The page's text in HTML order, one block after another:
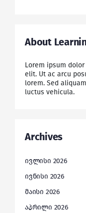
About
Lorem ipsum
elit. Ut ac arcu
lorem. Sed
luctus vehicula.
Archives
ივლისი 2026
ივნისი 2026
მაისი 2026
აპრილი 2026